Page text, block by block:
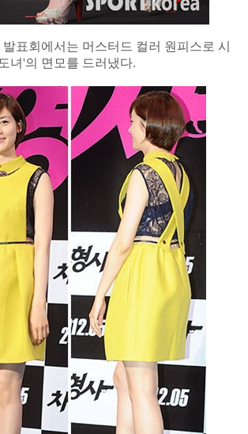
표회에서는 머스터드 컬러 원피스로 시
녀'의 면모를 드러냈다.